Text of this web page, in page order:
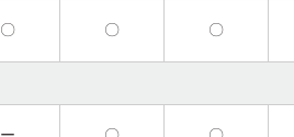
〇 〇 〇